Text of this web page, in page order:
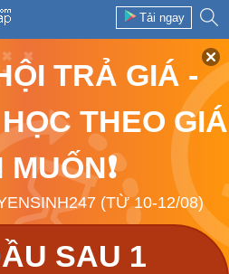
Tải ngay
TRẢ GIÁ -
THEO GIÁ
(TỪ 10-12/08)
SAU 1